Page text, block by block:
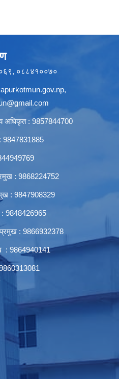
०८८४१००७०
,
अधिकृत : 9857844700
9847831885
: 9868224752
: 9847908329
: 9848426965
प्रमुख : 9866932378
: 9864940141